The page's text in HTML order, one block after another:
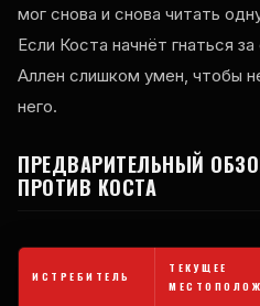
мог снова и снова читать
Если Коста начнёт гнаться
Аллен слишком умен, чтобы
него.
ПРЕДВАРИТЕЛЬНЫЙ
ПРОТИВ КОСТА
ИСТРЕБИТЕЛЬ
ТЕКУЩЕЕ